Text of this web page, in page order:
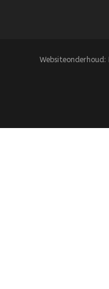
Websiteonderhoud: